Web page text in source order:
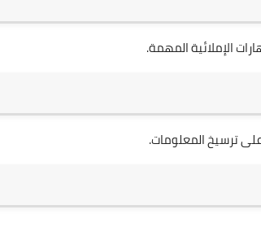
الإملائية المهمة.
ترسيخ المعلومات.